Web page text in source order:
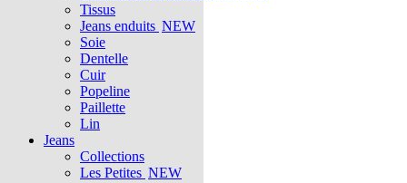
Tissus
Jeans enduits NEW
Soie
Dentelle
Cuir
Popeline
Paillette
Lin
Jeans
Collections
Les Petites NEW